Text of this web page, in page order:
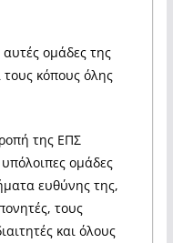
ομάδες της
κόπους όλης
της ΕΠΣ
ομάδες
ευθύνης της,
τους
και όλους